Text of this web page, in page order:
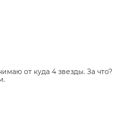
от куда 4 звезды. За что?